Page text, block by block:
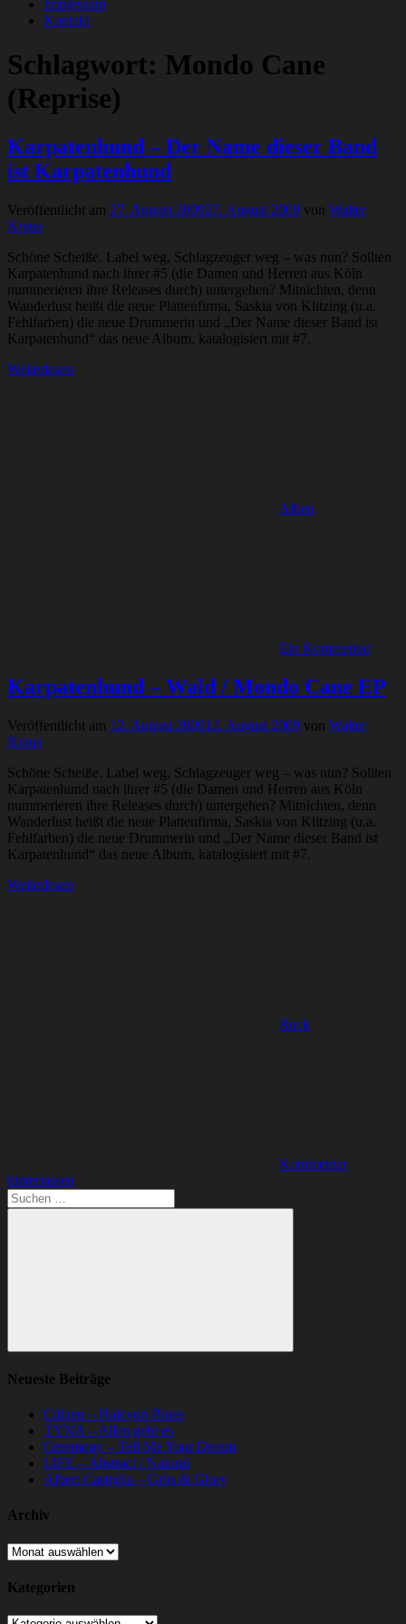
Impressum
Kontakt
Schlagwort: Mondo Cane
(Reprise)
Karpatenhund – Der Name dieser Band
ist Karpatenhund
Veröffentlicht am 27. August 200927. August 2009 von Walter
Kraus
Schöne Scheiße. Label weg, Schlagzeuger weg – was nun? Sollten
Karpatenhund nach ihrer #5 (die Damen und Herren aus Köln
nummerieren ihre Releases durch) untergehen? Mitnichten, denn
Wanderlust heißt die neue Plattenfirma, Saskia von Klitzing (u.a.
Fehlfarben) die neue Drummerin und „Der Name dieser Band ist
Karpatenhund“ das neue Album, katalogisiert mit #7.
Weiterlesen
Alben
Ein Kommentar
Karpatenhund – Wald / Mondo Cane EP
Veröffentlicht am 12. August 200912. August 2009 von Walter
Kraus
Schöne Scheiße. Label weg, Schlagzeuger weg – was nun? Sollten
Karpatenhund nach ihrer #5 (die Damen und Herren aus Köln
nummerieren ihre Releases durch) untergehen? Mitnichten, denn
Wanderlust heißt die neue Plattenfirma, Saskia von Klitzing (u.a.
Fehlfarben) die neue Drummerin und „Der Name dieser Band ist
Karpatenhund“ das neue Album, katalogisiert mit #7.
Weiterlesen
Rock
Kommentar
hinterlassen
Suchen
nach:
Suchen
Neueste Beiträge
Citizen – Halcyon Blues
TYNA – Allen geht es
Ceremony – Tell Me Your Dream
LIFE – Abstract / Natural
Albert Castiglia – Grits & Glory
Archiv
Archiv
Kategorien